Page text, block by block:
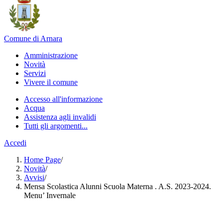
Comune di Arnara
Amministrazione
Novità
Servizi
Vivere il comune
Accesso all'informazione
Acqua
Assistenza agli invalidi
Tutti gli argomenti...
Accedi
Home Page/
Novità/
Avvisi/
Mensa Scolastica Alunni Scuola Materna . A.S. 2023-2024.
Menu’ Invernale